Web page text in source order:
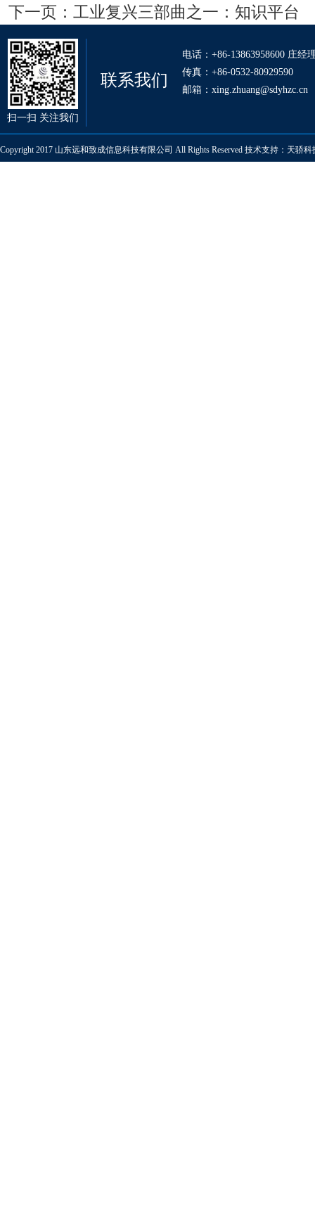
下一页： 工业复兴三部曲之一：知识平台
扫一扫 关注我们
联系我们
电话：+86-13863958600 庄经
传真：+86-0532-80929590
邮箱：xing.zhuang@sdyhzc.cn
Copyright 2017 山东远和致成信息科技有限公司 All Rights Reserved 技术支持： 天骄科